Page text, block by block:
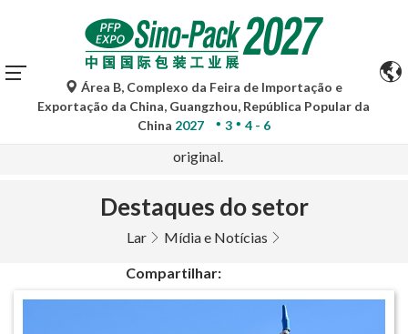
As traduções automáticas do Google Tradutor são apenas
para referência e podem conter imprecisões. Para
quaisquer dúvidas, consulte a versão original no idioma
original.
Área B, Complexo da Feira de Importação e
Exportação da China, Guangzhou, República Popular da
China 2027 3 4 - 6
Destaques do setor
Lar Mídia e Notícias
Compartilhar: